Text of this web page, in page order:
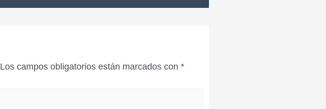
Los campos obligatorios están marcados con *